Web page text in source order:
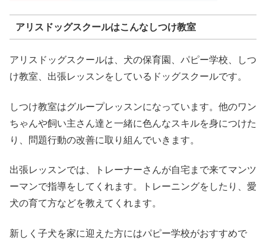
アリスドッグスクールはこんなしつけ教室
アリスドッグスクールは、犬の保育園、パピー学校、しつ
け教室、出張レッスンをしているドッグスクールです。
しつけ教室はグループレッスンになっています。他のワン
ちゃんや飼い主さん達と一緒に色んなスキルを身につけた
り、問題行動の改善に取り組んでいきます。
出張レッスンでは、トレーナーさんが自宅まで来てマンツ
ーマンで指導をしてくれます。トレーニングをしたり、愛
犬の育て方などを教えてくれます。
新しく子犬を家に迎えた方にはパピー学校がおすすめで